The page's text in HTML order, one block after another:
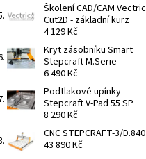
Školení CAD/CAM Vectric
Cut2D - základní kurz
4 129 Kč
Kryt zásobníku Smart
Stepcraft M.Serie
6 490 Kč
Podtlakové upínky
Stepcraft V-Pad 55 SP
8 290 Kč
CNC STEPCRAFT-3/D.840
43 890 Kč